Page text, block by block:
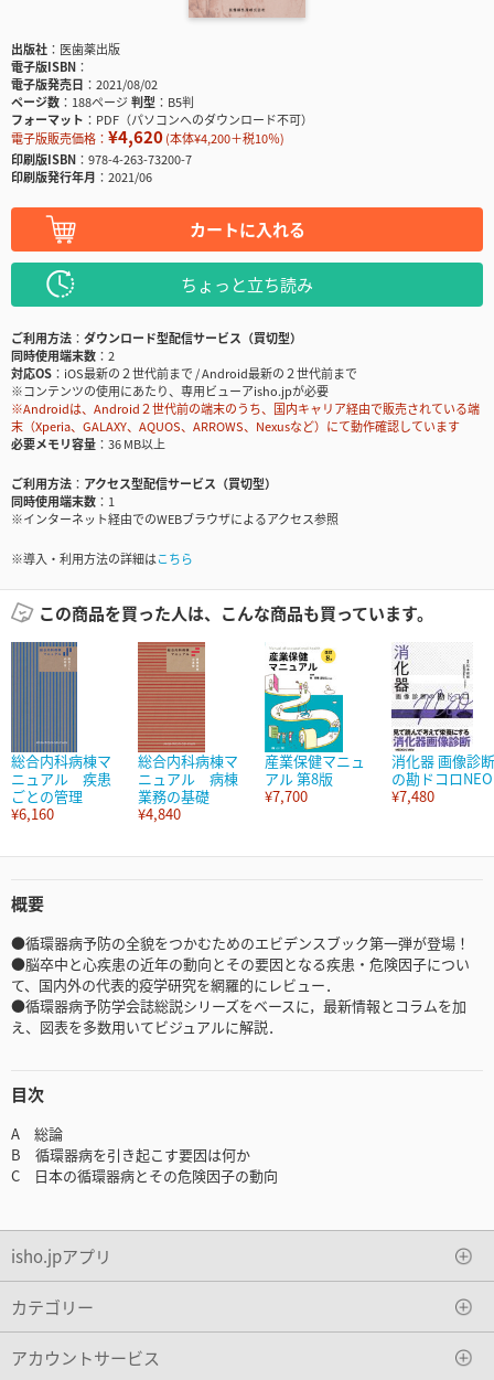
出版社
医歯薬出版
電子版ISBN
電子版発売日
2021/08/02
ページ数
188ページ判型
B5判
フォーマット
PDF（パソコンへのダウンロード不可）
電子版販売価格： ¥4,620(本体¥4,200＋税10％)
印刷版ISBN
978-4-263-73200-7
印刷版発行年月
2021/06
カートに入れる
ちょっと立ち読み
ご利用方法
ダウンロード型配信サービス（買切型）
同時使用端末数
2
対応OS
iOS最新の２世代前まで / Android最新の２世代前まで
※コンテンツの使用にあたり、専用ビューアisho.jpが必要
※Androidは、Android２世代前の端末のうち、国内キャリア経由で販売されている端
末（Xperia、GALAXY、AQUOS、ARROWS、Nexusなど）にて動作確認しています
必要メモリ容量
36 MB以上
ご利用方法
アクセス型配信サービス（買切型）
同時使用端末数
1
※インターネット経由でのWEBブラウザによるアクセス参照
※導入・利用方法の詳細はこちら
この商品を買った人は、こんな商品も買っています。
総合内科病棟マ
ニュアル 疾患
ごとの管理
¥6,160
総合内科病棟マ
ニュアル 病棟
業務の基礎
¥4,840
産業保健マニュ
アル 第8版
¥7,700
消化器 画像診断
の勘ドコロNEO
¥7,480
概要
●循環器病予防の全貌をつかむためのエビデンスブック第一弾が登場！
●脳卒中と心疾患の近年の動向とその要因となる疾患・危険因子につい
て、国内外の代表的疫学研究を網羅的にレビュー．
●循環器病予防学会誌総説シリーズをベースに，最新情報とコラムを加
え、図表を多数用いてビジュアルに解説．
目次
A 総論
B 循環器病を引き起こす要因は何か
C 日本の循環器病とその危険因子の動向
isho.jpアプリ
カテゴリー
アカウントサービス